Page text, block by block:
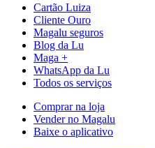
Cartão Luiza
Cliente Ouro
Magalu seguros
Blog da Lu
Maga +
WhatsApp da Lu
Todos os serviços
Comprar na loja
Vender no Magalu
Baixe o aplicativo